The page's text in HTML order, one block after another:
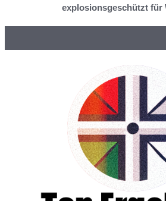
explosionsgeschützt für